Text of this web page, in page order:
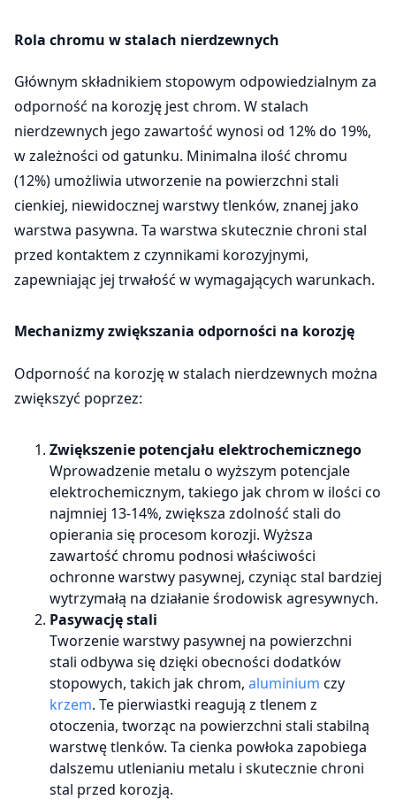
Rola chromu w stalach nierdzewnych
Głównym składnikiem stopowym odpowiedzialnym za
odporność na korozję jest chrom. W stalach
nierdzewnych jego zawartość wynosi od 12% do 19%,
w zależności od gatunku. Minimalna ilość chromu
(12%) umożliwia utworzenie na powierzchni stali
cienkiej, niewidocznej warstwy tlenków, znanej jako
warstwa pasywna. Ta warstwa skutecznie chroni stal
przed kontaktem z czynnikami korozyjnymi,
zapewniając jej trwałość w wymagających warunkach.
Mechanizmy zwiększania odporności na korozję
Odporność na korozję w stalach nierdzewnych można
zwiększyć poprzez:
Zwiększenie potencjału elektrochemicznego
Wprowadzenie metalu o wyższym potencjale
elektrochemicznym, takiego jak chrom w ilości co
najmniej 13-14%, zwiększa zdolność stali do
opierania się procesom korozji. Wyższa
zawartość chromu podnosi właściwości
ochronne warstwy pasywnej, czyniąc stal bardziej
wytrzymałą na działanie środowisk agresywnych.
Pasywację stali
Tworzenie warstwy pasywnej na powierzchni
stali odbywa się dzięki obecności dodatków
stopowych, takich jak chrom, aluminium czy
krzem. Te pierwiastki reagują z tlenem z
otoczenia, tworząc na powierzchni stali stabilną
warstwę tlenków. Ta cienka powłoka zapobiega
dalszemu utlenianiu metalu i skutecznie chroni
stal przed korozją.